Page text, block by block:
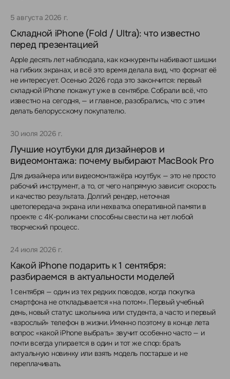
5 августа 2026 г.
Складной iPhone (Fold / Ultra): что известно
перед презентацией
Apple десять лет наблюдала, как конкуренты набивают шишки
на гибких экранах, и всё это время делала вид, что формат её
не интересует. Осенью 2026 года это закончится: первый
складной iPhone покажут уже в сентябре. Собрали всё, что
известно на сегодня, — и главное, разобрались, что с этим
делать белорусскому покупателю.
30 июля 2026 г.
Лучшие ноутбуки для дизайнеров и
видеомонтажа: почему выбирают MacBook Pro
Для дизайнера или видеомонтажёра ноутбук — это не просто
рабочий инструмент, а то, от чего напрямую зависит скорость
и качество результата. Долгий рендер, неточная
цветопередача экрана или нехватка оперативной памяти в
проекте с 4K-роликами способны свести на нет любой
творческий процесс.
24 июля 2026 г.
Какой iPhone подарить к 1 сентября:
разбираемся в актуальности моделей
1 сентября — один из тех редких поводов, когда покупка
смартфона не откладывается «на потом». Первый учебный
день, новый статус школьника или студента, а часто и первый
«взрослый» телефон в жизни. Именно поэтому в конце лета
вопрос «какой iPhone выбрать» звучит особенно часто — и
почти всегда упирается в один и тот же спор: брать
актуальную новинку или взять модель постарше и не
переплачивать.